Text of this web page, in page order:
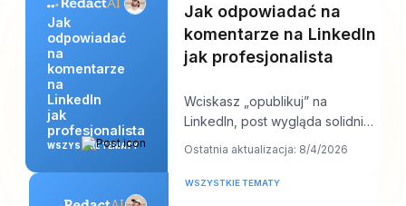
Jak
odpowiadać
na
komentarze
na
LinkedIn
jak
profesjonalista
WSZYSTKIE TEMATY
Jak odpowiadać na
komentarze na LinkedIn
jak profesjonalista
Wciskasz „opublikuj” na
LinkedIn, post wygląda solidnie,
a potem zaczyna się praca.
Ostatnia aktualizacja: 8/4/2026
WSZYSTKIE TEMATY